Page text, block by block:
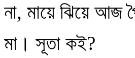
না, মায়ে ঝিয়ে আজ
মা। সূতা কই?